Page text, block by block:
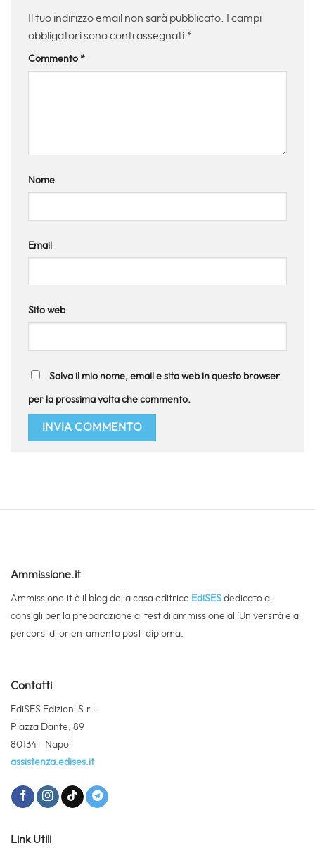
Il tuo indirizzo email non sarà pubblicato.
I campi
obbligatori sono contrassegnati *
Commento *
Nome
Email
Sito web
Salva il mio nome, email e sito web in questo browser
per la prossima volta che commento.
Ammissione.it
Ammissione.it è il blog della casa editrice EdiSES dedicato ai
consigli per la preparazione ai test di ammissione all’Università e ai
percorsi di orientamento post-diploma.
Contatti
EdiSES Edizioni S.r.l.
Piazza Dante, 89
80134 - Napoli
assistenza.edises.it
Link Utili